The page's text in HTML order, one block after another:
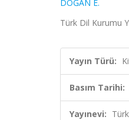
DOĞAN E.
Türk Dil Kurumu
Yayın Türü:
Basım Tarihi:
Yayınevi: